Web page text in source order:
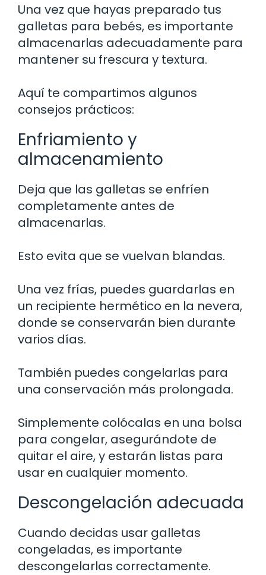
Una vez que hayas preparado tus
galletas para bebés, es importante
almacenarlas adecuadamente para
mantener su frescura y textura.
Aquí te compartimos algunos
consejos prácticos:
Enfriamiento y
almacenamiento
Deja que las galletas se enfríen
completamente antes de
almacenarlas.
Esto evita que se vuelvan blandas.
Una vez frías, puedes guardarlas en
un recipiente hermético en la nevera,
donde se conservarán bien durante
varios días.
También puedes congelarlas para
una conservación más prolongada.
Simplemente colócalas en una bolsa
para congelar, asegurándote de
quitar el aire, y estarán listas para
usar en cualquier momento.
Descongelación adecuada
Cuando decidas usar galletas
congeladas, es importante
descongelarlas correctamente.